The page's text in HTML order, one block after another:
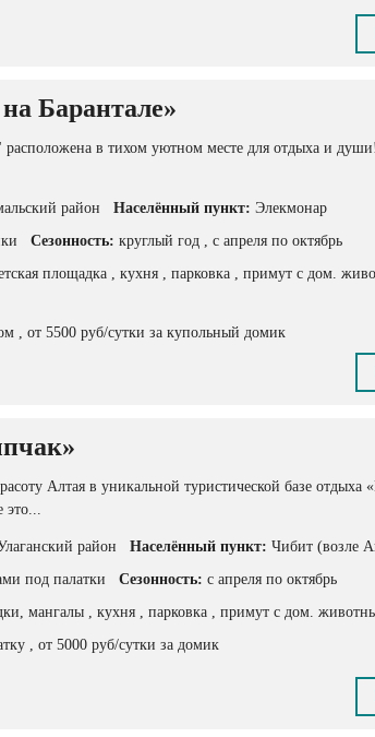
Барантале»
расположена в тихом уютном месте для отдыха и
район Населённый пункт: Элекмонар
Сезонность: круглый год , с апреля по октябрь
площадка , кухня , парковка , примут с дом.
, от 5500 руб/сутки за купольный домик
Алтая в уникальной туристической базе
это...
район Населённый пункт: Чибит (возле
под палатки Сезонность: с апреля по октябрь
мангалы , кухня , парковка , примут с дом.
, от 5000 руб/сутки за домик